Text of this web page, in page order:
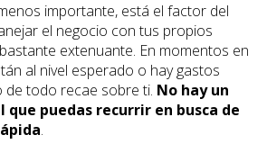
importante, está el factor del
el negocio con tus propios
extenuante. En momentos en
al nivel esperado o hay gastos
de todo recae sobre ti. No hay un
que puedas recurrir en busca de
.